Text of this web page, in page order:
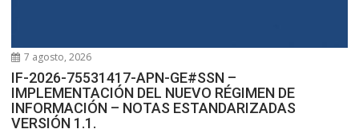
7 agosto, 2026
IF-2026-75531417-APN-GE#SSN –
IMPLEMENTACIÓN DEL NUEVO RÉGIMEN DE
INFORMACIÓN – NOTAS ESTANDARIZADAS
VERSIÓN 1.1.